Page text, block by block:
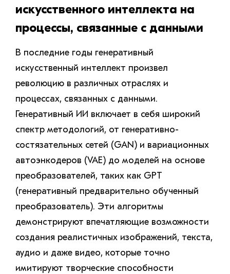
искусственного интеллекта на
процессы, связанные с данными
В последние годы генеративный
искусственный интеллект произвел
революцию в различных отраслях и
процессах, связанных с данными.
Генеративный ИИ включает в себя широкий
спектр методологий, от генеративно-
состязательных сетей (GAN) и вариационных
автоэнкодеров (VAE) до моделей на основе
преобразователей, таких как GPT
(генеративный предварительно обученный
преобразователь). Эти алгоритмы
демонстрируют впечатляющие возможности
создания реалистичных изображений, текста,
аудио и даже видео, которые точно
имитируют творческие способности